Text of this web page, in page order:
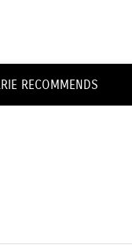
RECOMMENDS